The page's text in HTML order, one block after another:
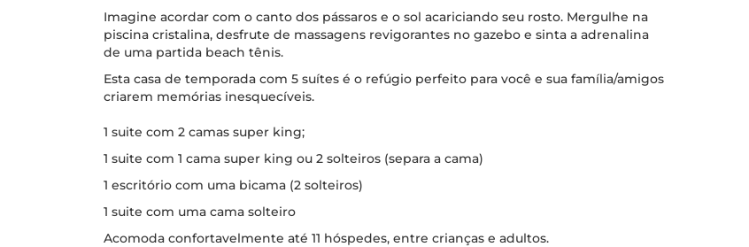
Imagine acordar com o canto dos pássaros e o sol acariciando seu rosto. Mergulhe na
piscina cristalina, desfrute de massagens revigorantes no gazebo e sinta a adrenalina
de uma partida beach tênis.
Esta casa de temporada com 5 suítes é o refúgio perfeito para você e sua família/amigos
criarem memórias inesquecíveis.
1 suite com 2 camas super king;
1 suite com 1 cama super king ou 2 solteiros (separa a cama)
1 escritório com uma bicama (2 solteiros)
1 suite com uma cama solteiro
Acomoda confortavelmente até 11 hóspedes, entre crianças e adultos.